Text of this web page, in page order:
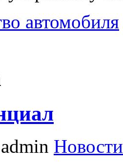
автомобиля
admin Новости